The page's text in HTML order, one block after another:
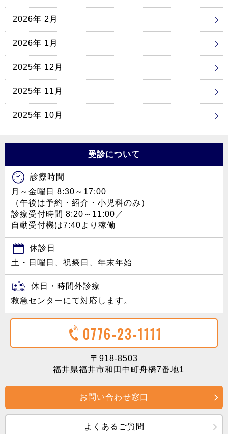
2026年 2月
2026年 1月
2025年 12月
2025年 11月
2025年 10月
受診について
診療時間
月～金曜日 8:30～17:00
（午後は予約・紹介・小児科のみ）
診療受付時間 8:20～11:00／
自動受付機は7:40より稼働
休診日
土・日曜日、祝祭日、年末年始
休日・時間外診療
救急センターにて対応します。
0776-23-1111
〒918-8503
福井県福井市和田中町舟橋7番地1
お問い合わせ窓口
よくあるご質問